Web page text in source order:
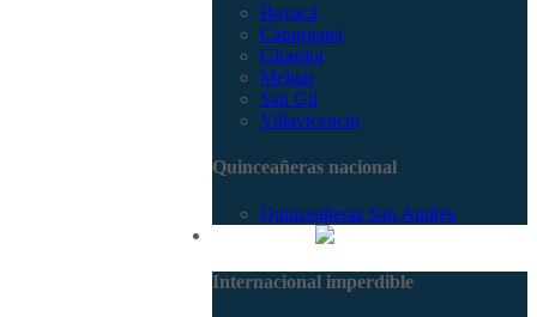
Boyacá
Capurganá
Girardot
Melgar
San Gil
Villavicencio
Quinceañeras nacional
Quinceañeras San Andrés
Internacional imperdible